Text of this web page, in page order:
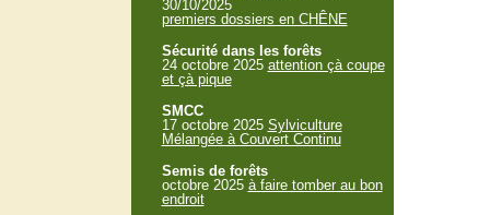
30/10/2025
premiers dossiers en CHÊNE
Sécurité dans les forêts
24 octobre 2025 attention çà coupe
et çà pique
SMCC
17 octobre 2025 Sylviculture
Mélangée à Couvert Continu
Semis de forêts
octobre 2025 à faire tomber au bon
endroit